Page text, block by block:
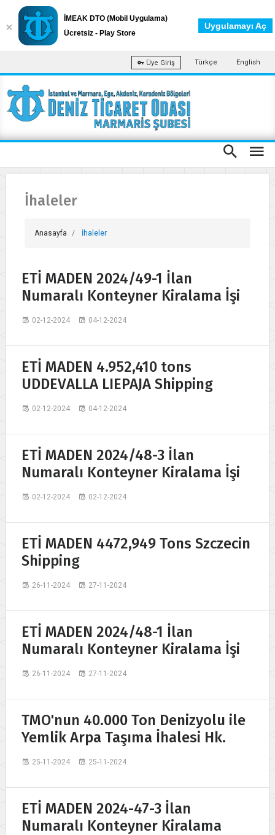
Üye Giriş Türkçe English
İhaleler
Anasayfa İhaleler
ETİ MADEN 2024/49-1 İlan
Numaralı Konteyner Kiralama İşi
02-12-2024 04-12-2024
ETİ MADEN 4.952,410 tons
UDDEVALLA LIEPAJA Shipping
02-12-2024 04-12-2024
ETİ MADEN 2024/48-3 İlan
Numaralı Konteyner Kiralama İşi
02-12-2024 02-12-2024
ETİ MADEN 4472,949 Tons Szczecin
Shipping
26-11-2024 27-11-2024
ETİ MADEN 2024/48-1 İlan
Numaralı Konteyner Kiralama İşi
26-11-2024 27-11-2024
TMO'nun 40.000 Ton Denizyolu ile
Yemlik Arpa Taşıma İhalesi Hk.
25-11-2024 25-11-2024
ETİ MADEN 2024-47-3 İlan
Numaralı Konteyner Kiralama
İMEAK DTO (Mobil Uygulama)
Ücretsiz - Play Store
Uygulamayı Aç